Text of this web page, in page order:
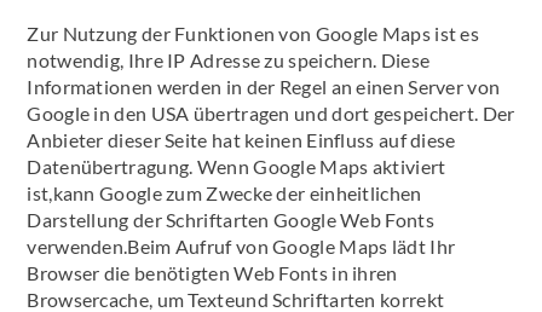
Zur Nutzung der Funktionen von Google Maps ist es
notwendig, Ihre IP Adresse zu speichern. Diese
Informationen werden in der Regel an einen Server von
Google in den USA übertragen und dort gespeichert. Der
Anbieter dieser Seite hat keinen Einfluss auf diese
Datenübertragung. Wenn Google Maps aktiviert
ist,kann Google zum Zwecke der einheitlichen
Darstellung der Schriftarten Google Web Fonts
verwenden.Beim Aufruf von Google Maps lädt Ihr
Browser die benötigten Web Fonts in ihren
Browsercache, um Texteund Schriftarten korrekt